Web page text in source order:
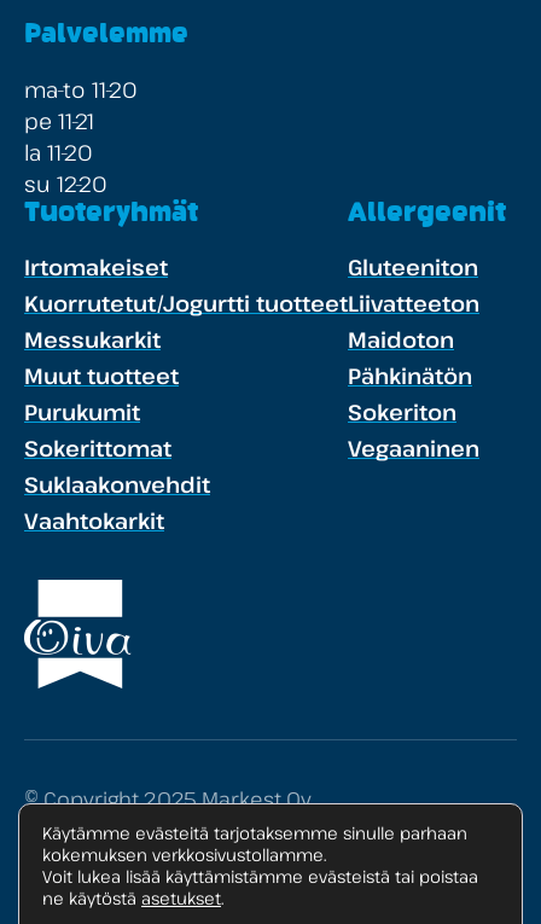
Palvelemme
ma-to 11-20
pe 11-21
la 11-20
su 12-20
Tuoteryhmät
Irtomakeiset
Kuorrutetut/Jogurtti tuotteet
Messukarkit
Muut tuotteet
Purukumit
Sokerittomat
Suklaakonvehdit
Vaahtokarkit
Allergeenit
Gluteeniton
Liivatteeton
Maidoton
Pähkinätön
Sokeriton
Vegaaninen
© Copyright 2025 Markest Oy
Tietosuojaseloste
Käytämme evästeitä tarjotaksemme sinulle parhaan
kokemuksen verkkosivustollamme.
Voit lukea lisää käyttämistämme evästeistä tai poistaa
ne käytöstä asetukset.